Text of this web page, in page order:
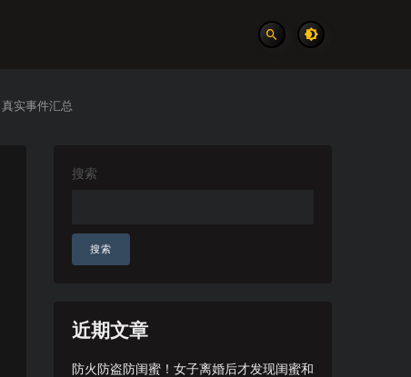
实事件汇总
搜索
搜索
近期文章
防火防盗防闺蜜！女子离婚后才发现闺蜜和